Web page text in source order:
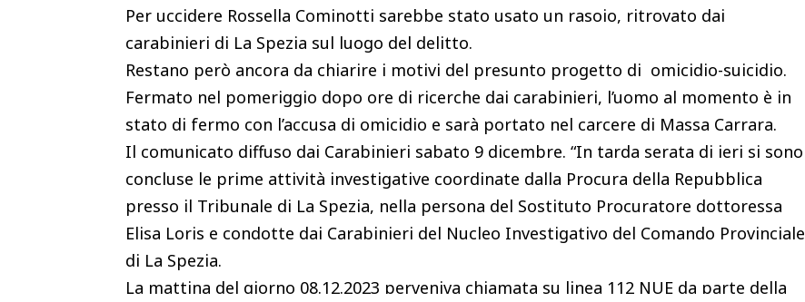
Per uccidere Rossella Cominotti sarebbe stato usato un rasoio, ritrovato dai
carabinieri di La Spezia sul luogo del delitto.
Restano però ancora da chiarire i motivi del presunto progetto di omicidio-suicidio.
Fermato nel pomeriggio dopo ore di ricerche dai carabinieri, l’uomo al momento è in
stato di fermo con l’accusa di omicidio e sarà portato nel carcere di Massa Carrara.
Il comunicato diffuso dai Carabinieri sabato 9 dicembre. “In tarda serata di ieri si sono
concluse le prime attività investigative coordinate dalla Procura della Repubblica
presso il Tribunale di La Spezia, nella persona del Sostituto Procuratore dottoressa
Elisa Loris e condotte dai Carabinieri del Nucleo Investigativo del Comando Provinciale
di La Spezia.
La mattina del giorno 08.12.2023 perveniva chiamata su linea 112 NUE da parte della